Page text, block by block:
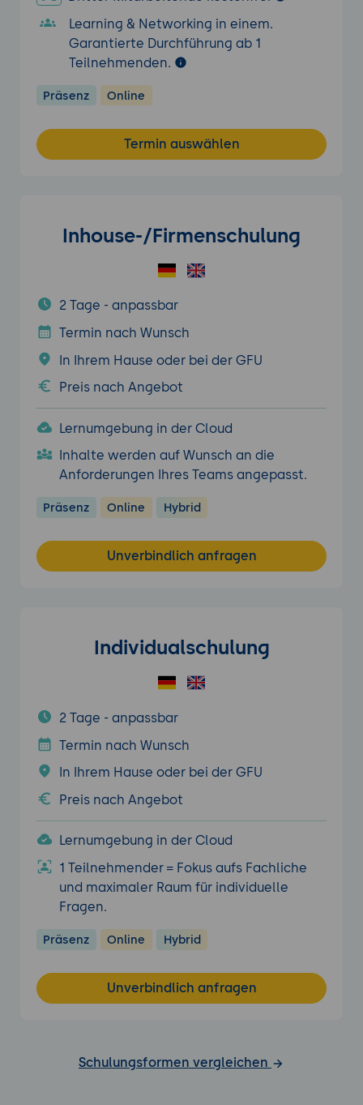
Learning & Networking in einem.
Garantierte Durchführung ab 1
Teilnehmenden.
Präsenz Online
Termin auswählen
Inhouse-/Firmenschulung
2 Tage - anpassbar
Termin nach Wunsch
In Ihrem Hause oder bei der GFU
Preis nach Angebot
Lernumgebung in der Cloud
Inhalte werden auf Wunsch an die
Anforderungen Ihres Teams angepasst.
Präsenz Online Hybrid
Unverbindlich anfragen
Individualschulung
2 Tage - anpassbar
Termin nach Wunsch
In Ihrem Hause oder bei der GFU
Preis nach Angebot
Lernumgebung in der Cloud
1 Teilnehmender = Fokus aufs Fachliche
und maximaler Raum für individuelle
Fragen.
Präsenz Online Hybrid
Unverbindlich anfragen
Schulungsformen vergleichen